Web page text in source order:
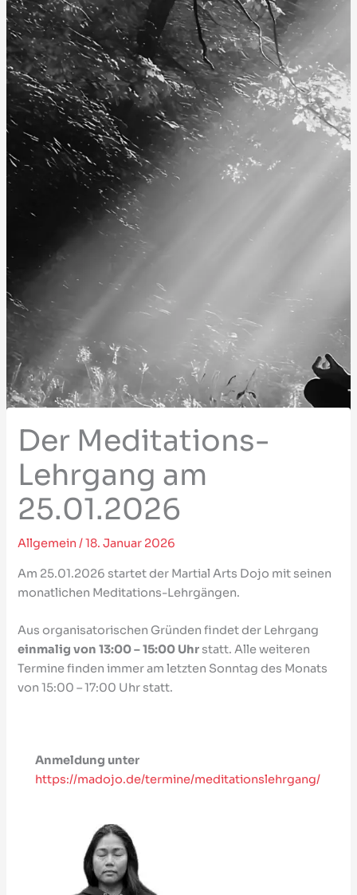
Der Meditations-
Lehrgang am
25.01.2026
Allgemein /18. Januar 2026
Am 25.01.2026 startet der Martial Arts Dojo mit seinen
monatlichen Meditations-Lehrgängen.
Aus organisatorischen Gründen findet der Lehrgang
einmalig von 13:00 – 15:00 Uhr statt. Alle weiteren
Termine finden immer am letzten Sonntag des Monats
von 15:00 – 17:00 Uhr statt.
Anmeldung unter
https://madojo.de/termine/meditationslehrgang/